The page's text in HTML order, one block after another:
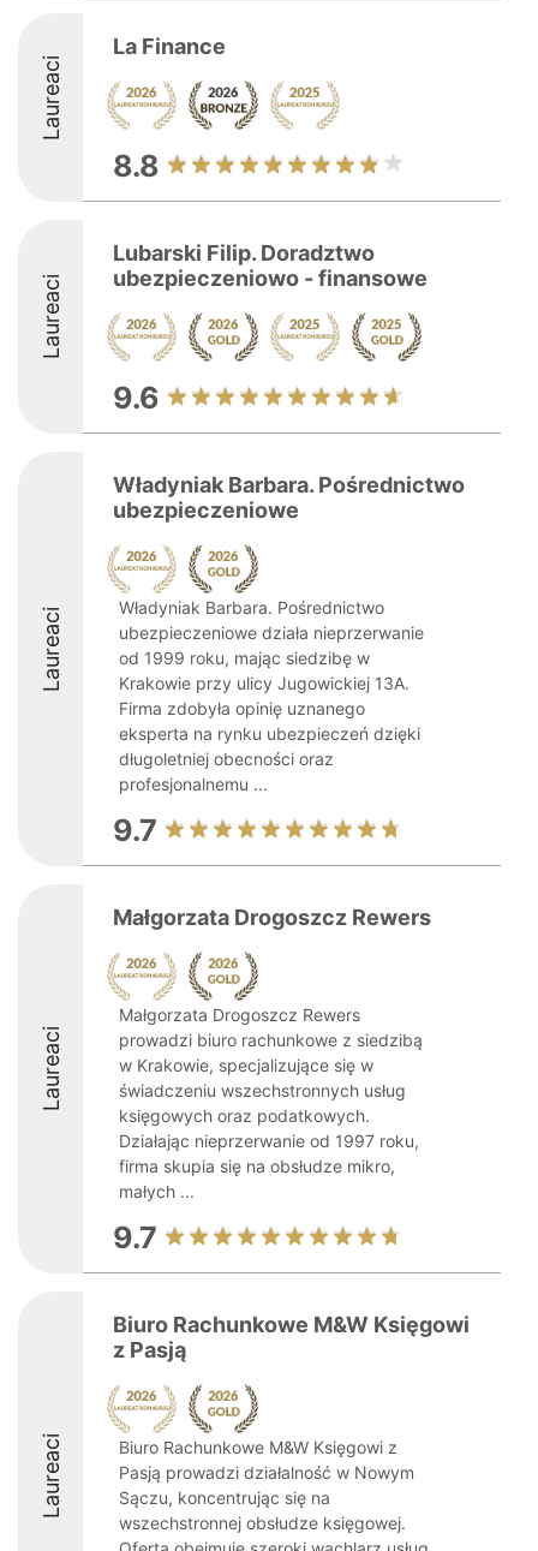
Laureaci
La Finance
8.8
Laureaci
Lubarski Filip. Doradztwo
ubezpieczeniowo - finansowe
9.6
Laureaci
Władyniak Barbara. Pośrednictwo
ubezpieczeniowe
Władyniak Barbara. Pośrednictwo
ubezpieczeniowe działa nieprzerwanie
od 1999 roku, mając siedzibę w
Krakowie przy ulicy Jugowickiej 13A.
Firma zdobyła opinię uznanego
eksperta na rynku ubezpieczeń dzięki
długoletniej obecności oraz
profesjonalnemu ...
9.7
Laureaci
Małgorzata Drogoszcz Rewers
Małgorzata Drogoszcz Rewers
prowadzi biuro rachunkowe z siedzibą
w Krakowie, specjalizujące się w
świadczeniu wszechstronnych usług
księgowych oraz podatkowych.
Działając nieprzerwanie od 1997 roku,
firma skupia się na obsłudze mikro,
małych ...
9.7
Laureaci
Biuro Rachunkowe M&W Księgowi
z Pasją
Biuro Rachunkowe M&W Księgowi z
Pasją prowadzi działalność w Nowym
Sączu, koncentrując się na
wszechstronnej obsłudze księgowej.